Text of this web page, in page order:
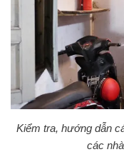
Kiểm tra, hướng dẫn
các